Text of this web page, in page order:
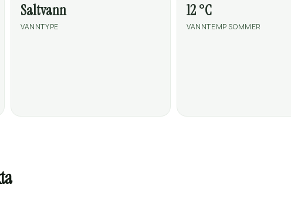
Saltvann
VANNTYPE
12 °C
VANNTEMP SOMMER